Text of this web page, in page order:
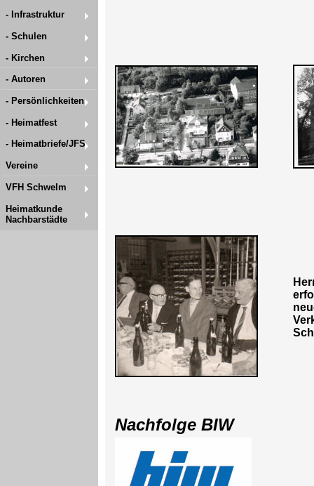
- Infrastruktur
- Schulen
- Kirchen
- Autoren
- Persönlichkeiten
- Heimatfest
- Heimatbriefe/JFS
Vereine
VFH Schwelm
Heimatkunde
Nachbarstädte
Nachfolge BIW